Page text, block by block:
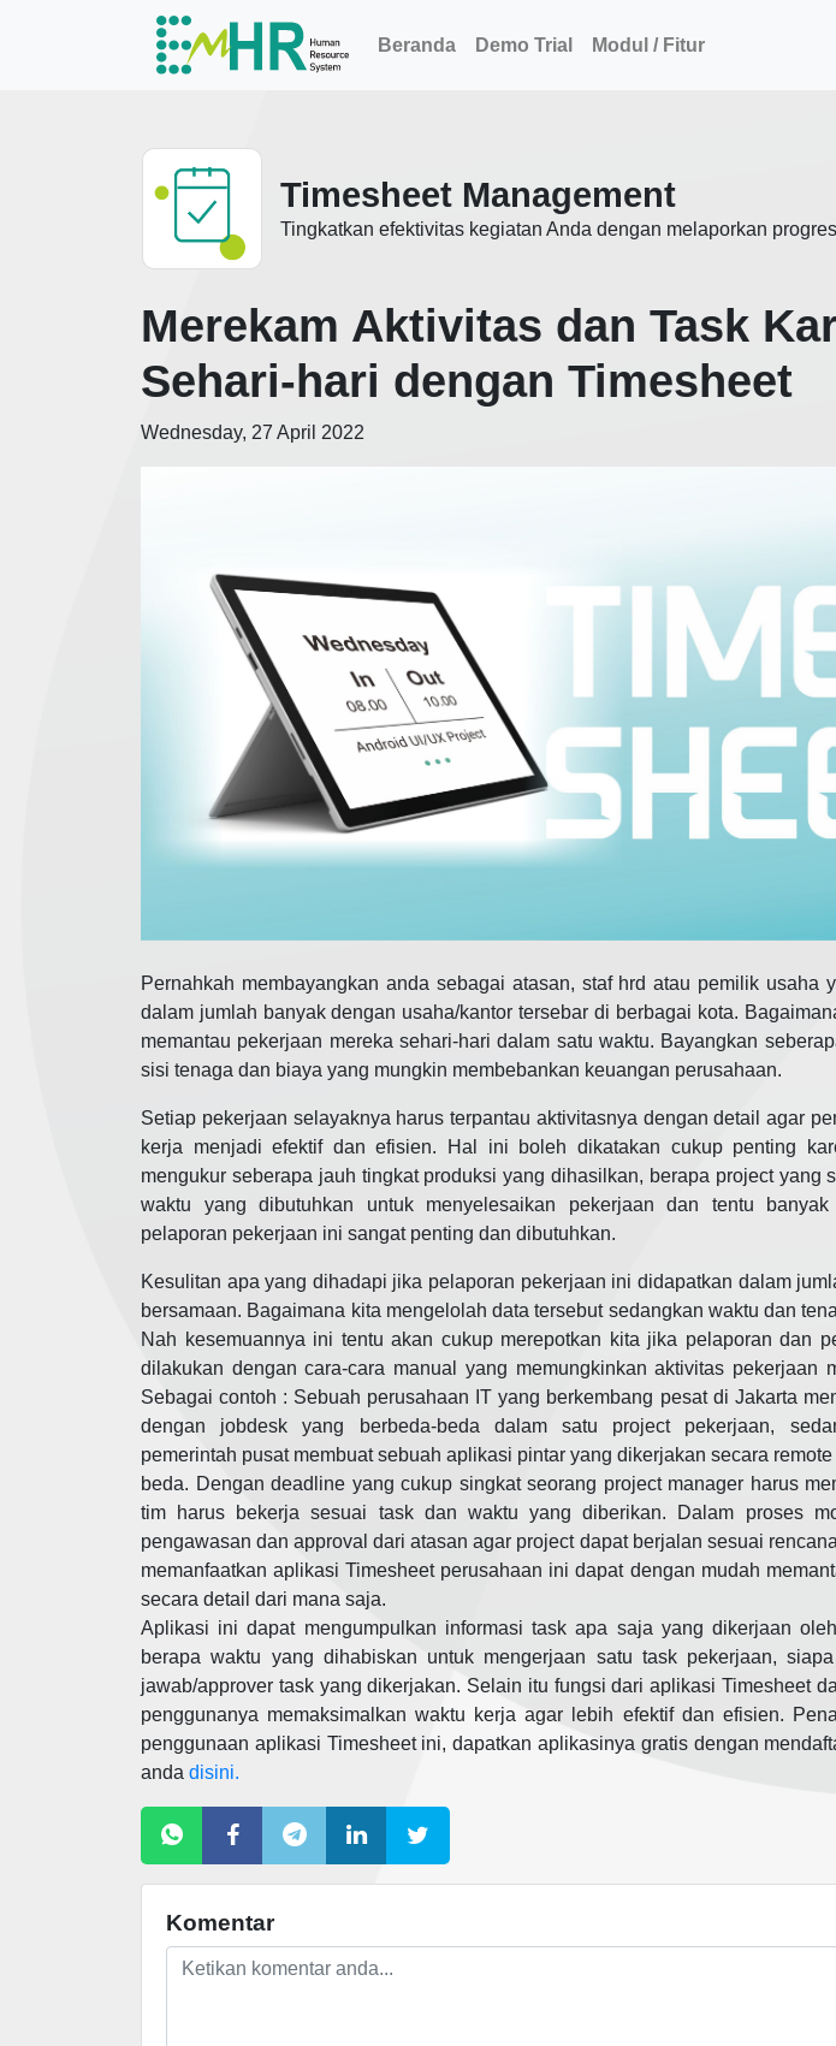
Beranda Demo Trial Modul / Fitur
Timesheet Management
Tingkatkan efektivitas kegiatan Anda dengan melaporkan
Merekam Aktivitas dan Task
Sehari-hari dengan Timesheet
Wednesday, 27 April 2022
Pernahkah membayangkan anda sebagai atasan, staf hrd atau pemilik usaha
dalam jumlah banyak dengan usaha/kantor tersebar di berbagai kota.
memantau pekerjaan mereka sehari-hari dalam satu waktu. Bayangkan
sisi tenaga dan biaya yang mungkin membebankan keuangan perusahaan.
Setiap pekerjaan selayaknya harus terpantau aktivitasnya dengan detail agar
kerja menjadi efektif dan efisien. Hal ini boleh dikatakan cukup penting
mengukur seberapa jauh tingkat produksi yang dihasilkan, berapa project yang
waktu yang dibutuhkan untuk menyelesaikan pekerjaan dan tentu
pelaporan pekerjaan ini sangat penting dan dibutuhkan.
Kesulitan apa yang dihadapi jika pelaporan pekerjaan ini didapatkan dalam
bersamaan. Bagaimana kita mengelolah data tersebut sedangkan waktu dan
Nah kesemuannya ini tentu akan cukup merepotkan kita jika pelaporan dan
dilakukan dengan cara-cara manual yang memungkinkan aktivitas pekerjaan
Sebagai contoh : Sebuah perusahaan IT yang berkembang pesat di Jakarta
dengan jobdesk yang berbeda-beda dalam satu project pekerjaan,
pemerintah pusat membuat sebuah aplikasi pintar yang dikerjakan secara
beda. Dengan deadline yang cukup singkat seorang project manager harus
tim harus bekerja sesuai task dan waktu yang diberikan. Dalam proses
pengawasan dan approval dari atasan agar project dapat berjalan sesuai
memanfaatkan aplikasi Timesheet perusahaan ini dapat dengan mudah
secara detail dari mana saja.
Aplikasi ini dapat mengumpulkan informasi task apa saja yang dikerjaan
berapa waktu yang dihabiskan untuk mengerjaan satu task pekerjaan,
jawab/approver task yang dikerjakan. Selain itu fungsi dari aplikasi Timesheet
penggunanya memaksimalkan waktu kerja agar lebih efektif dan efisien.
penggunaan aplikasi Timesheet ini, dapatkan aplikasinya gratis dengan
anda disini.
Komentar